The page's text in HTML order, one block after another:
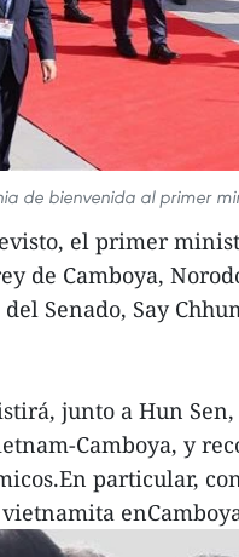
de bienvenida al primer
el primer
de Camboya,
Senado, Say
junto a Hun
Camboya, y
particular,